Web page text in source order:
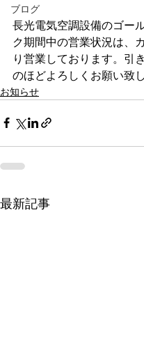
ブログ
長光電気空調設備のゴー
ク期間中の営業状況は、
り営業しております。引
のほどよろしくお願い致し
お知らせ
最新記事